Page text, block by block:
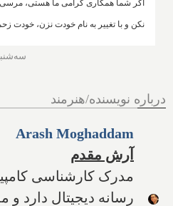
اگر شما همکاری گرامی ما هستی، مرسی
نکن و با تغییر به نام خودت نزن، خودت
سه‌شنبه,
درباره نویسنده/هنرمند
Arash Moghaddam
آرش مقدم
مدرک کارشناسی